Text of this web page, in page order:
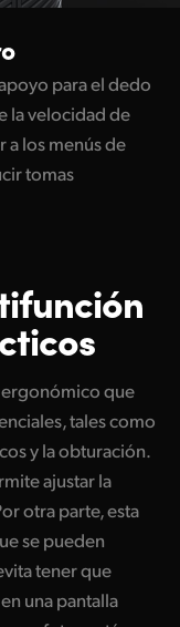
para el dedo
la velocidad de
a los menús de
tomas
ergonómico que
tales como
y la obturación.
ajustar la
otra parte, esta
se pueden
tener que
una pantalla